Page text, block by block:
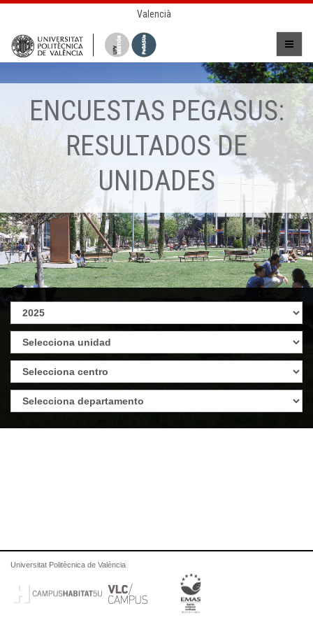
Valencià
ENCUESTAS PEGASUS:
RESULTADOS DE
UNIDADES
Universitat Politècnica de València